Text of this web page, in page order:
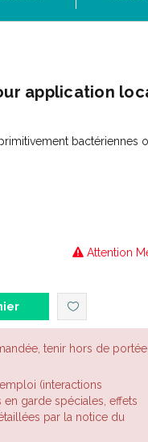
application
bactériennes
pas stérilisants. Ils
Attention
tenir hors de
(interactions
garde spéciales, effets
par la notice du